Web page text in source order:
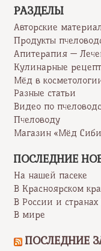
РАЗДЕЛЫ
Авторские
Продукты
Апитерапия —
Кулинарные
Мёд в
Разные статьи
Видео по
Пчеловоду
Магазин «Мёд
ПОСЛЕДНИЕ
На нашей пасеке
В Красноярском
В России и
В мире
ПОСЛЕДНИЕ